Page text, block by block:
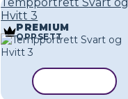
Hvitt 3
PREMIUM
OPPSETT